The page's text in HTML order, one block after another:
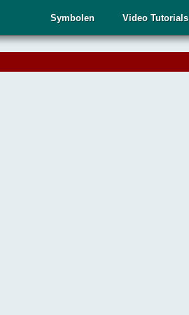
Video Tutorials
Symbolen